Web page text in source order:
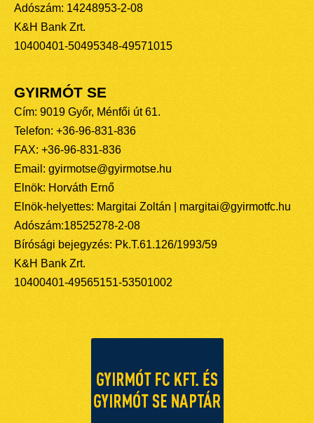
Adószám: 14248953-2-08
K&H Bank Zrt.
10400401-50495348-49571015
GYIRMÓT SE
Cím: 9019 Győr, Ménfői út 61.
Telefon: +36-96-831-836
FAX: +36-96-831-836
Email: gyirmotse@gyirmotse.hu
Elnök: Horváth Ernő
Elnök-helyettes: Margitai Zoltán | margitai@gyirmotfc.hu
Adószám:18525278-2-08
Bírósági bejegyzés: Pk.T.61.126/1993/59
K&H Bank Zrt.
10400401-49565151-53501002